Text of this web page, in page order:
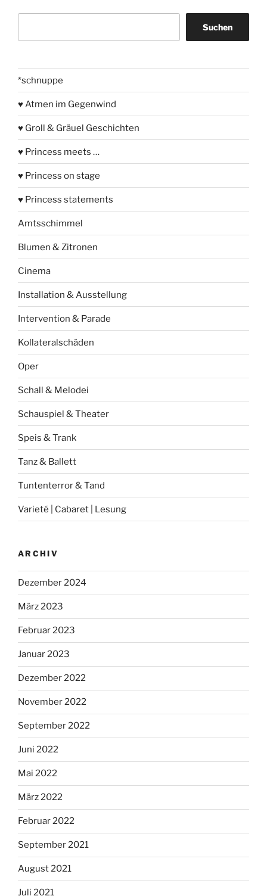
Suchen
*schnuppe
♥ Atmen im Gegenwind
♥ Groll & Gräuel Geschichten
♥ Princess meets …
♥ Princess on stage
♥ Princess statements
Amtsschimmel
Blumen & Zitronen
Cinema
Installation & Ausstellung
Intervention & Parade
Kollateralschäden
Oper
Schall & Melodei
Schauspiel & Theater
Speis & Trank
Tanz & Ballett
Tuntenterror & Tand
Varieté | Cabaret | Lesung
ARCHIV
Dezember 2024
März 2023
Februar 2023
Januar 2023
Dezember 2022
November 2022
September 2022
Juni 2022
Mai 2022
März 2022
Februar 2022
September 2021
August 2021
Juli 2021